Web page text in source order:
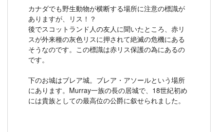
カナダでも野生動物が横断する場所に注意の標識が
ありますが、リス！？
後でスコットランド人の友人に聞いたところ、赤リ
スが外来種の灰色リスに押されて絶滅の危機にある
そうなのです。この標識は赤リス保護の為にあるの
です。
下のお城はブレア城。ブレア・アソールという場所
にあります。Murray一族の長の居城で、18世紀初め
には貴族としての最高位の公爵に叙せられました。